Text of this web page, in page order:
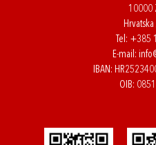
10000
Hrvatska
Tel: +385
E-mail:
IBAN:
OIB: